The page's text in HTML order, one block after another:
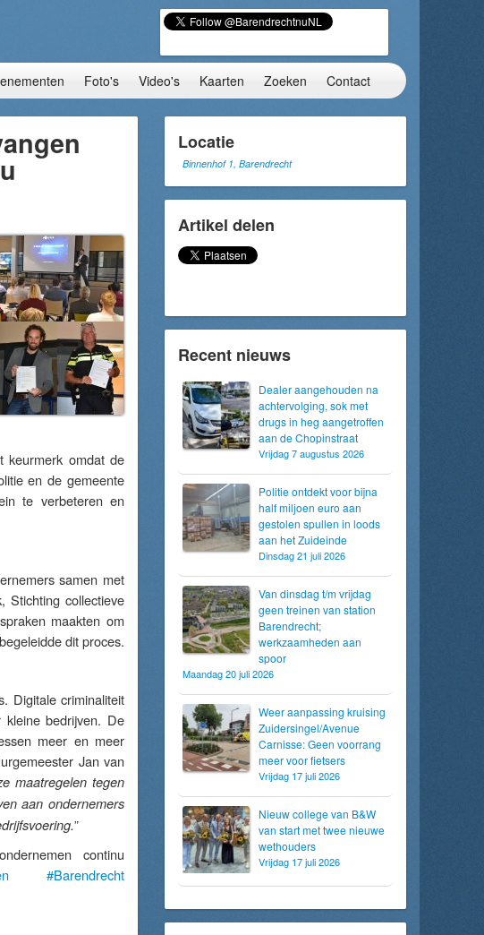
Foto's Video's Kaarten Zoeken Contact
keurmerk omdat de
en de gemeente
te verbeteren en
samen met
Stichting collectieve
maakten om
dit proces.
Digitale criminaliteit
bedrijven. De
meer en meer
Jan van
maatregelen tegen
aan ondernemers
”
continu
#Barendrecht
Locatie
Binnenhof 1, Barendrecht
Artikel delen
Recent nieuws
Dealer aangehouden na
achtervolging, sok met
drugs in heg aangetroffen
aan de Chopinstraat
Vrijdag 7 augustus 2026
Politie ontdekt voor bijna
half miljoen euro aan
gestolen spullen in loods
aan het Zuideinde
Dinsdag 21 juli 2026
Van dinsdag t/m vrijdag
geen treinen van station
Barendrecht;
werkzaamheden aan
spoor
Maandag 20 juli 2026
Weer aanpassing kruising
Zuidersingel/Avenue
Carnisse: Geen voorrang
meer voor fietsers
Vrijdag 17 juli 2026
Nieuw college van B&W
van start met twee nieuwe
wethouders
Vrijdag 17 juli 2026